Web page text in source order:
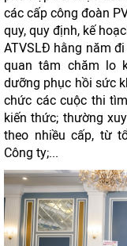
các cấp công đoàn
quy, quy định, kế
ATVSLĐ hằng năm
quan tâm chăm lo
dưỡng phục hồi sức
chức các cuộc thi
kiến thức; thường
theo nhiều cấp, từ
Công ty;...